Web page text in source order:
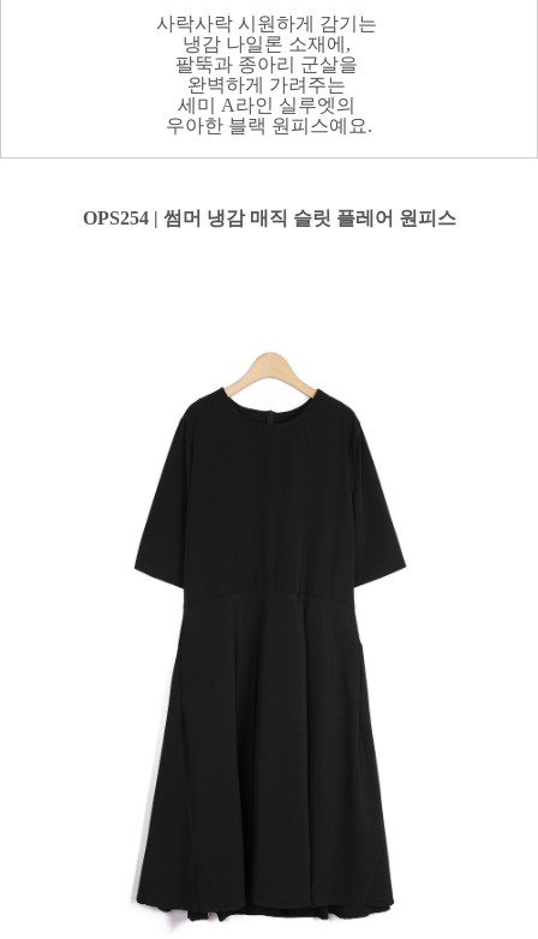
사락사락 시원하게 감기는
냉감 나일론 소재에,
팔뚝과 종아리 군살을
완벽하게 가려주는
세미 A라인 실루엣의
우아한 블랙 원피스예요.
OPS254 | 썸머 냉감 매직 슬릿 플레어 원피스